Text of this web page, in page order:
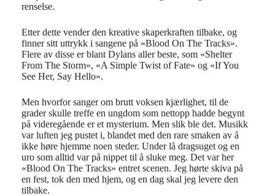
renselse.
Etter dette vender den kreative skaperkraften tilbake, og
finner sitt uttrykk i sangene på «Blood On The Tracks».
Flere av disse er blant Dylans aller beste, som «Shelter
From The Storm», «A Simple Twist of Fate» og «If You
See Her, Say Hello».
Men hvorfor sanger om brutt voksen kjærlighet, til de
grader skulle treffe en ungdom som nettopp hadde begynt
på videregående er et mysterium. Men slik ble det. Musikk
var luften jeg pustet i, blandet med den rare smaken av å
ikke høre hjemme noen steder. Under lå dragsuget og en
uro som alltid var på nippet til å sluke meg. Det var her
«Blood On The Tracks» entret scenen. Jeg hørte skiva på
en fest, tok den med hjem, og en dag skal jeg levere den
tilbake.